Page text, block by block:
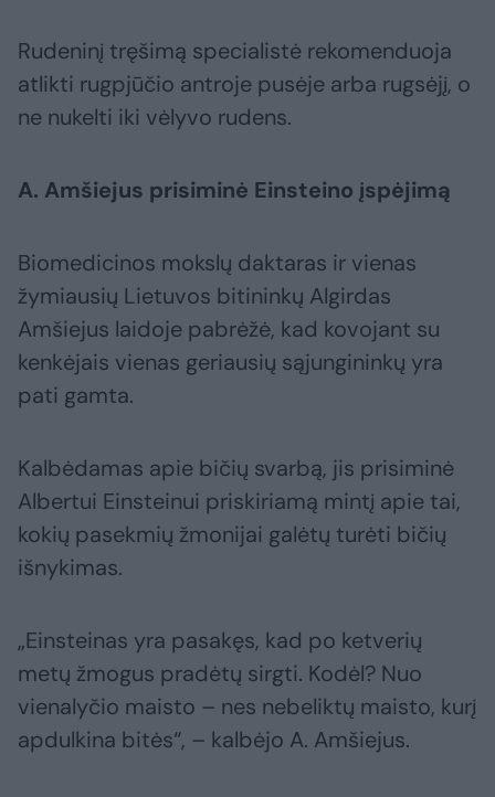
Rudeninį tręšimą specialistė rekomenduoja
atlikti rugpjūčio antroje pusėje arba rugsėjį, o
ne nukelti iki vėlyvo rudens.
A. Amšiejus prisiminė Einsteino įspėjimą
Biomedicinos mokslų daktaras ir vienas
žymiausių Lietuvos bitininkų Algirdas
Amšiejus laidoje pabrėžė, kad kovojant su
kenkėjais vienas geriausių sąjungininkų yra
pati gamta.
Kalbėdamas apie bičių svarbą, jis prisiminė
Albertui Einsteinui priskiriamą mintį apie tai,
kokių pasekmių žmonijai galėtų turėti bičių
išnykimas.
„Einsteinas yra pasakęs, kad po ketverių
metų žmogus pradėtų sirgti. Kodėl? Nuo
vienalyčio maisto – nes nebeliktų maisto, kurį
apdulkina bitės“, – kalbėjo A. Amšiejus.